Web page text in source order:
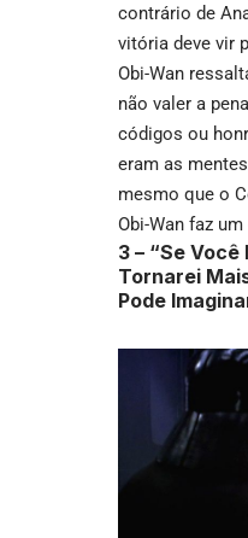
contrário de
vitória deve vir
Obi-Wan
não valer a
códigos ou
eram as
mesmo que o
Obi-Wan faz
3 – “Se Você
Tornarei
Pode